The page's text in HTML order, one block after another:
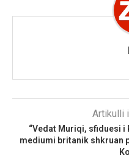
Artikulli
“Vedat Muriqi, sfiduesi i
mediumi britanik shkruan